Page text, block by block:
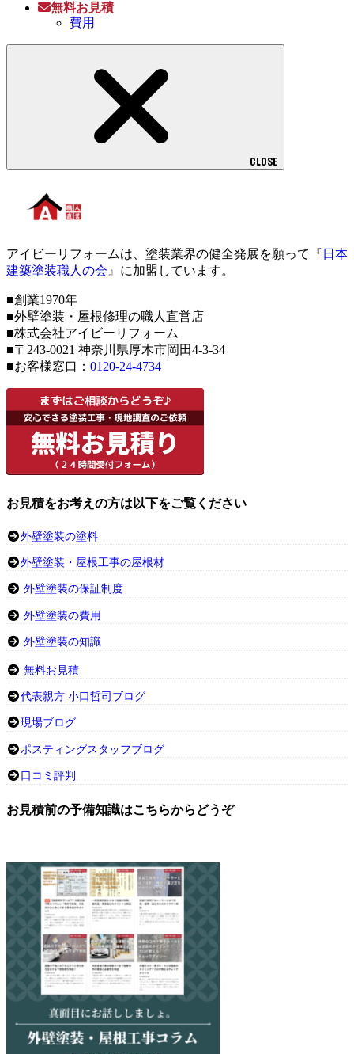
無料お見積
費用
CLOSE
アイビーリフォームは、塗装業界の健全発展を願って『 日本
建築塗装職人の会 』に加盟しています。
■創業1970年
■外壁塗装・屋根修理の職人直営店
■株式会社アイビーリフォーム
■〒243-0021 神奈川県厚木市岡田4-3-34
■お客様窓口： 0120-24-4734
お見積をお考えの方は以下をご覧ください
外壁塗装の塗料
外壁塗装・屋根工事の屋根材
外壁塗装の保証制度
外壁塗装の費用
外壁塗装の知識
無料お見積
代表親方 小口哲司ブログ
現場ブログ
ポスティングスタッフブログ
口コミ評判
お見積前の予備知識はこちらからどうぞ